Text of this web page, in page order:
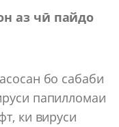
аз чӣ пайдо
бо сабаби
папилломаи
ки вируси